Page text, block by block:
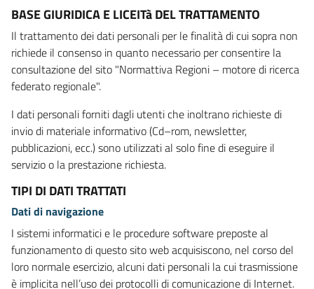
BASE GIURIDICA E LICEITà DEL TRATTAMENTO
Il trattamento dei dati personali per le finalità di cui sopra non
richiede il consenso in quanto necessario per consentire la
consultazione del sito "Normattiva Regioni – motore di ricerca
federato regionale".
I dati personali forniti dagli utenti che inoltrano richieste di
invio di materiale informativo (Cd–rom, newsletter,
pubblicazioni, ecc.) sono utilizzati al solo fine di eseguire il
servizio o la prestazione richiesta.
TIPI DI DATI TRATTATI
Dati di navigazione
I sistemi informatici e le procedure software preposte al
funzionamento di questo sito web acquisiscono, nel corso del
loro normale esercizio, alcuni dati personali la cui trasmissione
è implicita nell’uso dei protocolli di comunicazione di Internet.